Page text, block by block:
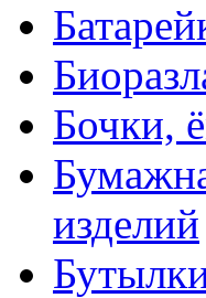
Бочки,
изделий